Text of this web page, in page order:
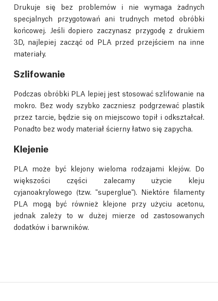
Drukuje się bez problemów i nie wymaga żadnych
specjalnych przygotowań ani trudnych metod obróbki
końcowej. Jeśli dopiero zaczynasz przygodę z drukiem
3D, najlepiej zacząć od PLA przed przejściem na inne
materiały.
Szlifowanie
Podczas obróbki PLA lepiej jest stosować szlifowanie na
mokro. Bez wody szybko zaczniesz podgrzewać plastik
przez tarcie, będzie się on miejscowo topił i odkształcał.
Ponadto bez wody materiał ścierny łatwo się zapycha.
Klejenie
PLA może być klejony wieloma rodzajami klejów. Do
większości części zalecamy użycie kleju
cyjanoakrylowego (tzw. "superglue"). Niektóre filamenty
PLA mogą być również klejone przy użyciu acetonu,
jednak zależy to w dużej mierze od zastosowanych
dodatków i barwników.